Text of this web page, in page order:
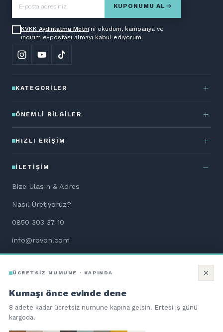
ÜCRETSİZ NUMUNE · KAPINDA
Kumaşı önce evinde dene
8 adete kadar ücretsiz numune kapına gelsin. Ertesi iş günü
kargoda.
KUPONUMU AL
KVKK Aydınlatma Metni'ni okudum, kampanya ve
indirim e-postası almayı kabul ediyorum.
KATEGORILER
ÖNEMLI BILGILER
HIZLI ERIŞIM
İLETIŞIM
Bize Ulaşın & Adres
Nasıl Üretiyoruz?
0850 303 37 10
info@rovon.com
Aletsiz Kurulum Dökümanları